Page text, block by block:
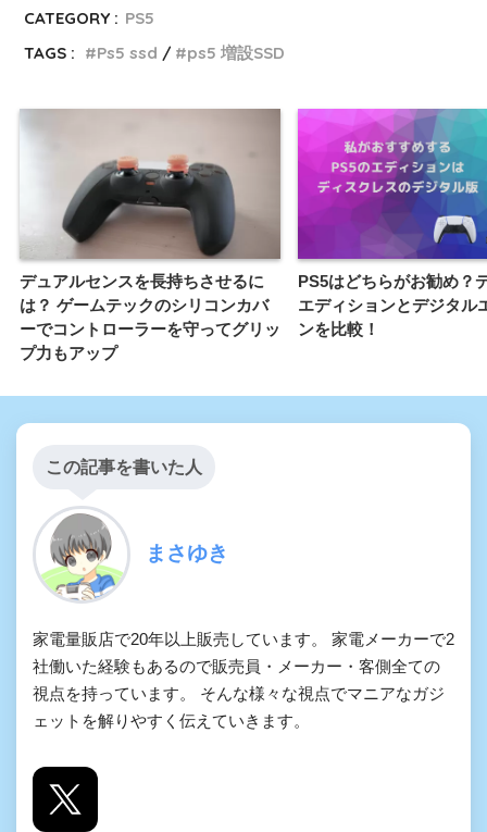
CATEGORY : PS5
TAGS :
Ps5 ssd ps5 増設SSD
デュアルセンスを長持ちさせるに
は？ ゲームテックのシリコンカバ
ーでコントローラーを守ってグリッ
プ力もアップ
PS5はどちらがお勧め？
エディションとデジタル
ンを比較！
この記事を書いた人
まさゆき
家電量販店で20年以上販売しています。 家電メーカーで2
社働いた経験もあるので販売員・メーカー・客側全ての
視点を持っています。 そんな様々な視点でマニアなガジ
ェットを解りやすく伝えていきます。